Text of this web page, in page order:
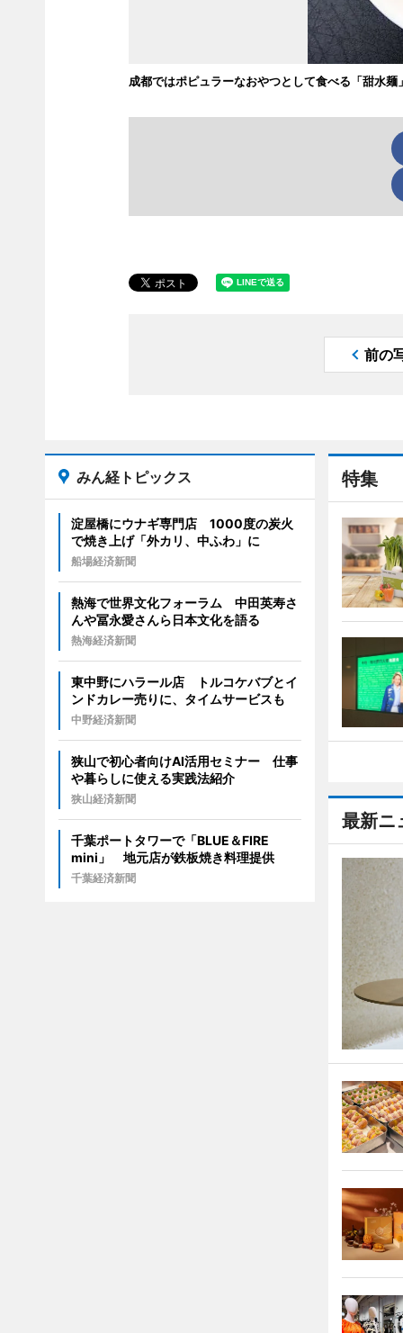
成都ではポピュラーなおやつとして食べる「甜水麺
前の
特集
最新ニ
みん経トピックス
淀屋橋にウナギ専門店 1000度の炭火
で焼き上げ「外カリ、中ふわ」に
船場経済新聞
熱海で世界文化フォーラム 中田英寿さ
んや冨永愛さんら日本文化を語る
熱海経済新聞
東中野にハラール店 トルコケバブとイ
ンドカレー売りに、タイムサービスも
中野経済新聞
狭山で初心者向けAI活用セミナー 仕事
や暮らしに使える実践法紹介
狭山経済新聞
千葉ポートタワーで「BLUE＆FIRE
mini」 地元店が鉄板焼き料理提供
千葉経済新聞